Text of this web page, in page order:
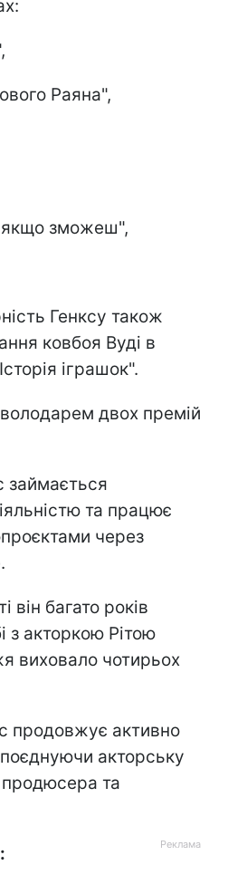
Раяна",
зможеш",
Генксу також
ковбоя Вуді в
іграшок".
двох премій
займається
та працює
через
він багато років
з акторкою Рітою
виховало чотирьох
продовжує активно
акторську
та